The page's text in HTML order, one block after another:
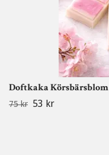
Doftkaka Körsbärsblom
75 kr 53 kr